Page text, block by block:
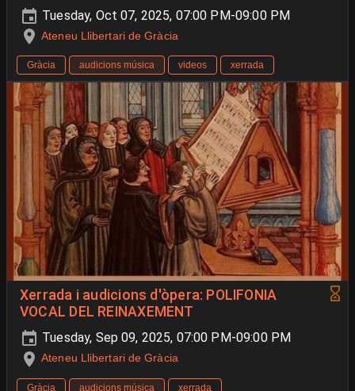
Tuesday, Oct 07, 2025, 07:00 PM-09:00 PM
Ateneu Llibertari de Gràcia
Gràcia audicions música videos xerrada
Xerrada i audicions d'òpera: POLIFONIA
VOCAL DEL REINAXEMENT
Tuesday, Sep 09, 2025, 07:00 PM-09:00 PM
Ateneu Llibertari de Gràcia
Gràcia audicions música xerrada